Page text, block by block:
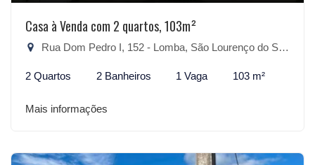
Casa à Venda com 2 quartos, 103m²
Rua Dom Pedro I, 152 - Lomba, São Lourenço do Sul-RS
2 Quartos 2 Banheiros 1 Vaga 103 m²
Mais informações